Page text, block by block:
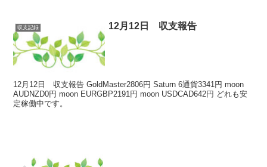
収支記録 12月12日 収支報告
12月12日 収支報告 GoldMaster2806円 Saturn 6通貨3341円 moon
AUDNZD0円 moon EURGBP2191円 moon USDCAD642円 どれも安
定稼働中です。